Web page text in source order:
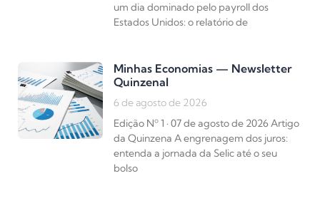
um dia dominado pelo payroll dos
Estados Unidos: o relatório de
Minhas Economias — Newsletter
Quinzenal
6 de agosto de 2026
Edição Nº 1 · 07 de agosto de 2026 Artigo
da Quinzena A engrenagem dos juros:
entenda a jornada da Selic até o seu
bolso